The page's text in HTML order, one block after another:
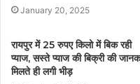
January 20, 2025
रायपुर में 25 रुपए किलो में बिक रही
प्याज, सस्ते प्याज की बिक्री की
मिलते ही लगी भीड़